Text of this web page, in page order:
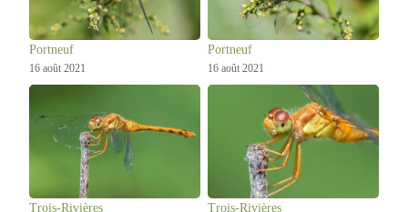
Portneuf
16 août 2021
Portneuf
16 août 2021
Trois-Rivières Trois-Rivières